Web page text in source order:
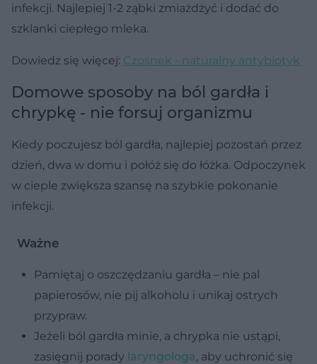
infekcji. Najlepiej 1-2 ząbki zmiażdżyć i dodać do
szklanki ciepłego mleka.
Dowiedz się więcej: Czosnek - naturalny antybiotyk
Domowe sposoby na ból gardła i
chrypkę - nie forsuj organizmu
Kiedy poczujesz ból gardła, najlepiej pozostań przez
dzień, dwa w domu i połóż się do łóżka. Odpoczynek
w cieple zwiększa szansę na szybkie pokonanie
infekcji.
Ważne
Pamiętaj o oszczędzaniu gardła – nie pal
papierosów, nie pij alkoholu i unikaj ostrych
przypraw.
Jeżeli ból gardła minie, a chrypka nie ustąpi,
zasięgnij porady laryngologa, aby uchronić się